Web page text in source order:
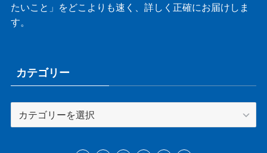
たいこと」をどこよりも速く、詳しく正確にお届けしま
す。
カテゴリー
テ